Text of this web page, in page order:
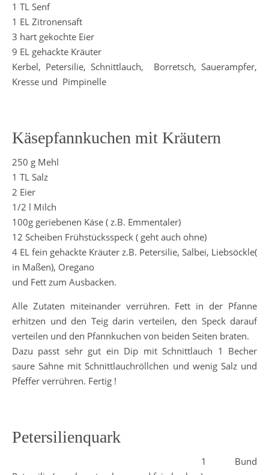
1 TL Senf
1 EL Zitronensaft
3 hart gekochte Eier
9 EL gehackte Kräuter
Kerbel, Petersilie, Schnittlauch, Borretsch, Sauerampfer,
Kresse und Pimpinelle
Käsepfannkuchen mit Kräutern
250 g Mehl
1 TL Salz
2 Eier
1/2 l Milch
100g geriebenen Käse ( z.B. Emmentaler)
12 Scheiben Frühstücksspeck ( geht auch ohne)
4 EL fein gehackte Kräuter z.B. Petersilie, Salbei, Liebsöckle(
in Maßen), Oregano
und Fett zum Ausbacken.
Alle Zutaten miteinander verrühren. Fett in der Pfanne
erhitzen und den Teig darin verteilen, den Speck darauf
verteilen und den Pfannkuchen von beiden Seiten braten.
Dazu passt sehr gut ein Dip mit Schnittlauch 1 Becher
saure Sahne mit Schnittlauchröllchen und wenig Salz und
Pfeffer verrühren. Fertig !
Petersilienquark
1 Bund